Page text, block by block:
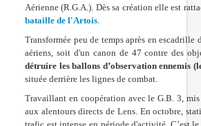
Aérienne (R.G.A.). Dès sa création elle est
bataille de l'Artois.
Transformée peu de temps après en
aériens, soit d'un canon de 47 contre des
détruire les ballons d’observation ennemis
située derrière les lignes de combat.
Travaillant en coopération avec le G.B. 3,
aux alentours directs de Lens. En octobre,